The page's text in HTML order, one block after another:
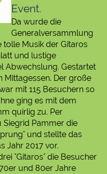
Event.
Da wurde die
Generalversammlung
tolle Musik der Gitaros
und lustige
Abwechslung. Gestartet
Der große
mit 115 Besuchern so
ging es mit dem
quirlig zu. Per
Pammer die
und stellte das
Jahr 2017 vor.
"Gitaros" die Besucher
und 80er Jahre